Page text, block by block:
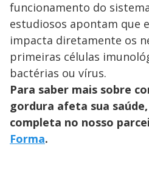
funcionamento do
estudiosos apontam que
impacta diretamente os
primeiras células
bactérias ou vírus.
Para saber mais sobre
gordura afeta sua
completa no nosso
Forma.